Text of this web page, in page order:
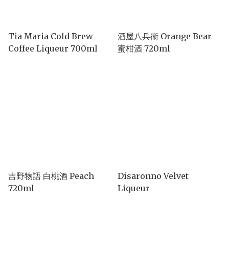
Tia Maria Cold Brew
Coffee Liqueur 700ml
酒屋八兵衞 Orange Bear
蜜柑酒 720ml
吉野物語 白桃酒 Peach
720ml
Disaronno Velvet
Liqueur